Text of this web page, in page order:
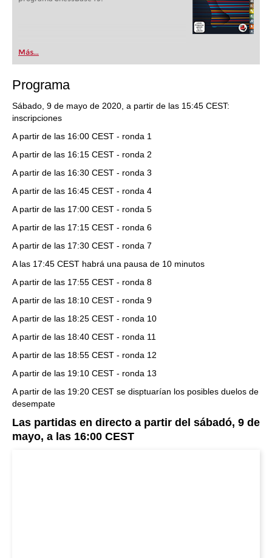
Más...
Programa
Sábado, 9 de mayo de 2020, a partir de las 15:45 CEST:
inscripciones
A partir de las 16:00 CEST - ronda 1
A partir de las 16:15 CEST - ronda 2
A partir de las 16:30 CEST - ronda 3
A partir de las 16:45 CEST - ronda 4
A partir de las 17:00 CEST - ronda 5
A partir de las 17:15 CEST - ronda 6
A partir de las 17:30 CEST - ronda 7
A las 17:45 CEST habrá una pausa de 10 minutos
A partir de las 17:55 CEST - ronda 8
A partir de las 18:10 CEST - ronda 9
A partir de las 18:25 CEST - ronda 10
A partir de las 18:40 CEST - ronda 11
A partir de las 18:55 CEST - ronda 12
A partir de las 19:10 CEST - ronda 13
A partir de las 19:20 CEST se disptuarían los posibles duelos de
desempate
Las partidas en directo a partir del sábadó, 9 de
mayo, a las 16:00 CEST